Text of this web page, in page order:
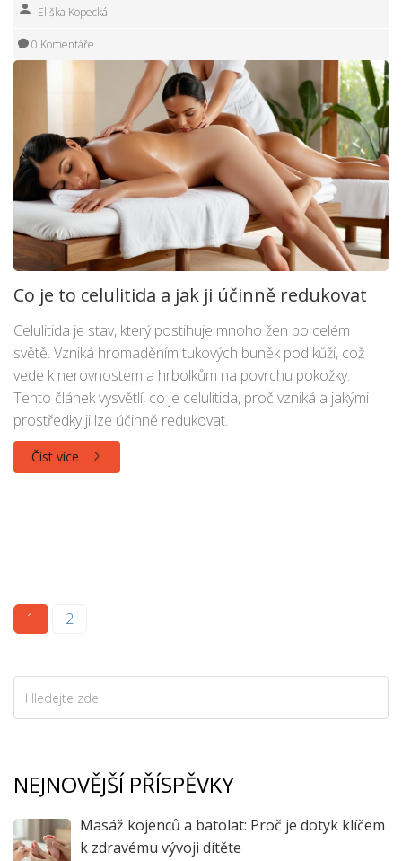
Eliška Kopecká
0 Komentáře
Co je to celulitida a jak ji účinně redukovat
Celulitida je stav, který postihuje mnoho žen po celém
světě. Vzniká hromaděním tukových buněk pod kůží, což
vede k nerovnostem a hrbolkům na povrchu pokožky.
Tento článek vysvětlí, co je celulitida, proč vzniká a jakými
prostředky ji lze účinně redukovat.
Číst více
1 2
NEJNOVĚJŠÍ PŘÍSPĚVKY
Masáž kojenců a batolat: Proč je dotyk klíčem
k zdravému vývoji dítěte